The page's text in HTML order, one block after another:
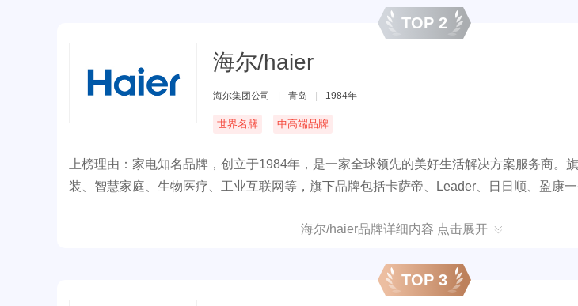
TOP 2
海尔/haier
海尔集团公司 青岛 1984年
世界名牌 中高端品牌
上榜理由：家电知名品牌，创立于1984年，是一家全球领先的美好生活解决方案服务商。
装、智慧家庭、生物医疗、工业互联网等，旗下品牌包括卡萨帝、Leader、日日顺、盈康
海尔/haier品牌详细内容 点击展开
TOP 3